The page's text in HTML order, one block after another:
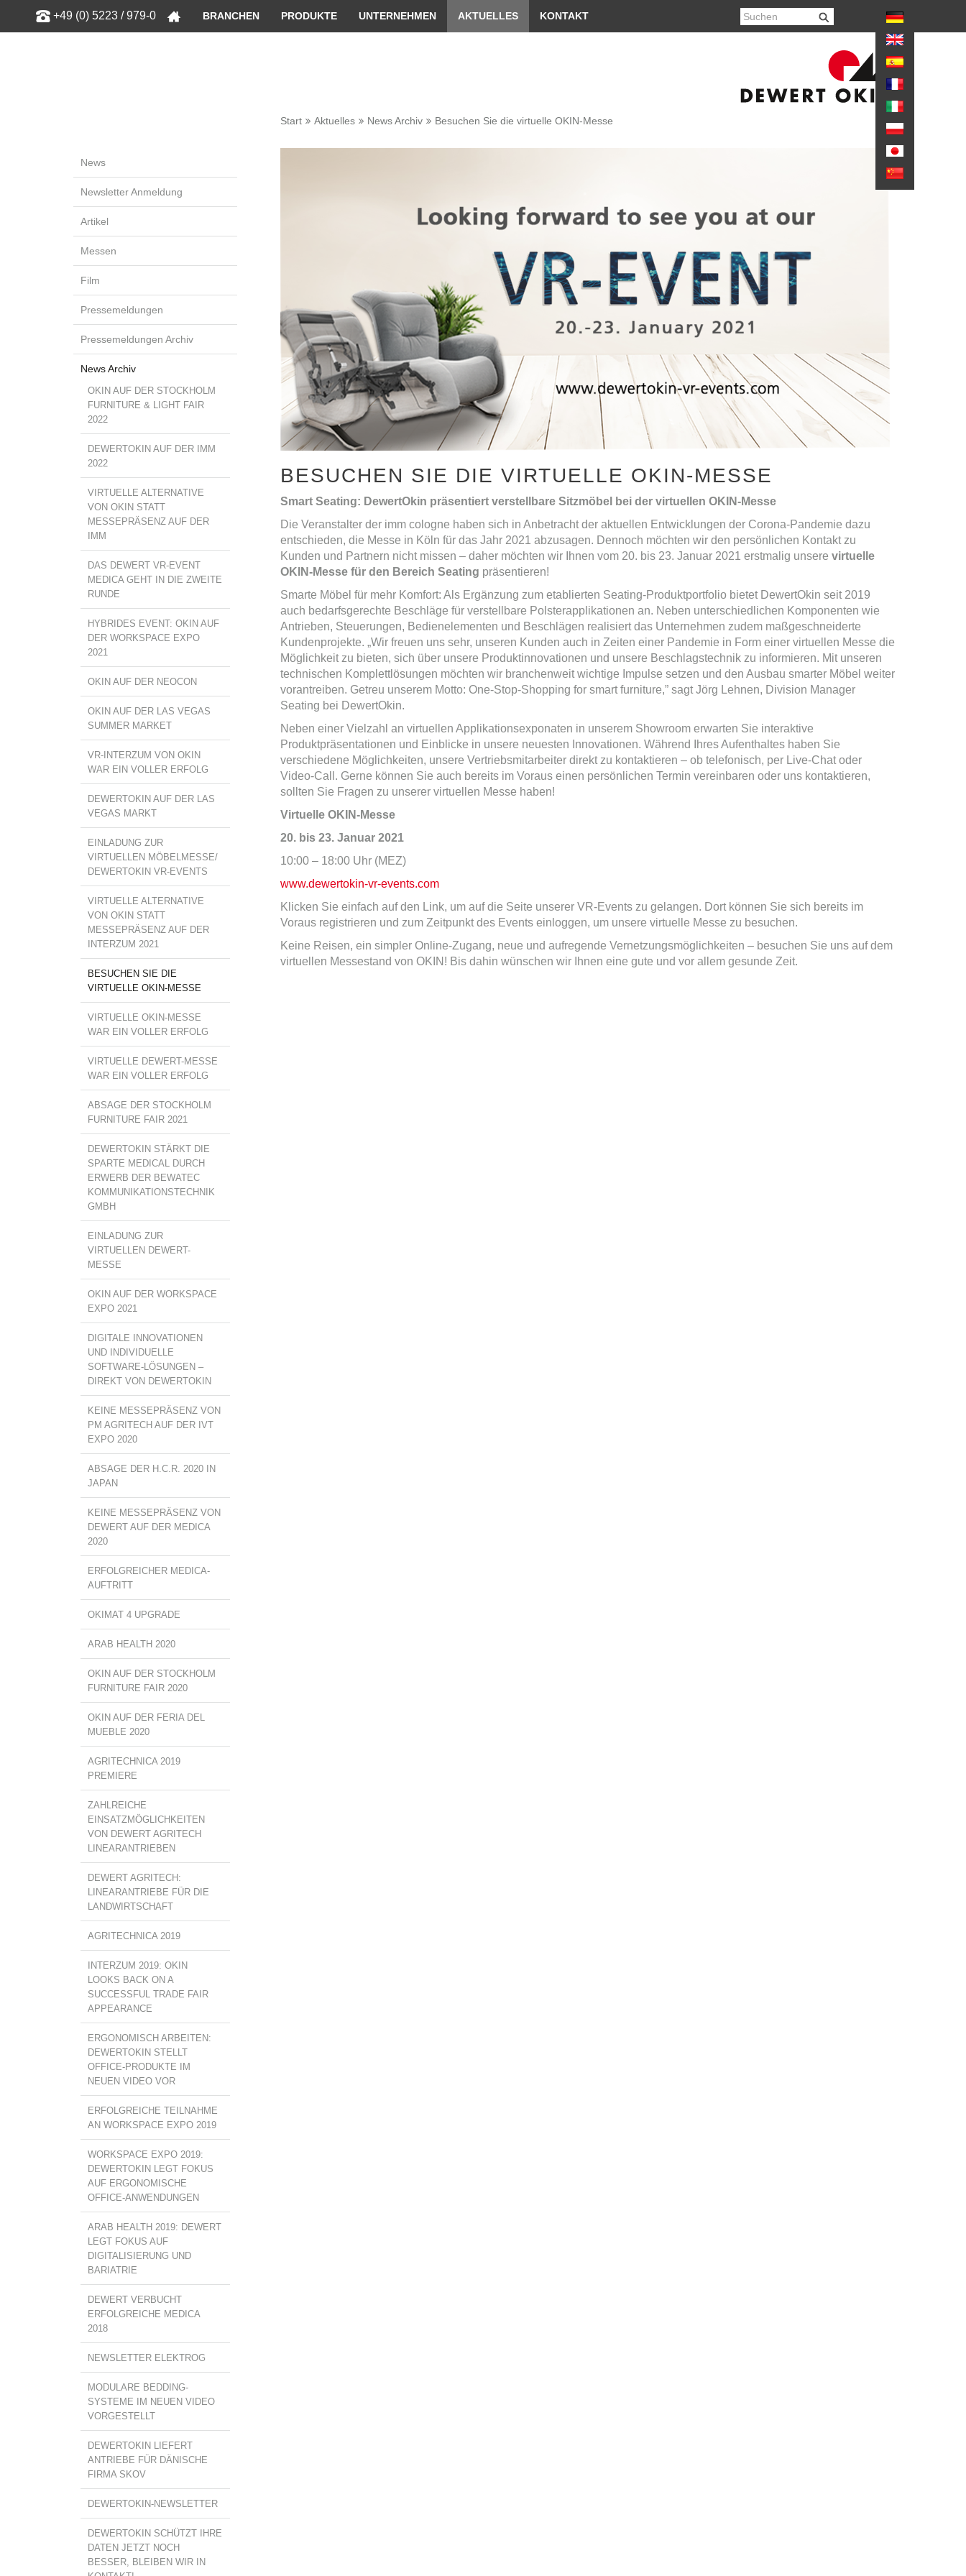
+49 (0) 5223 / 979-0 BRANCHEN PRODUKTE UNTERNEHMEN AKTUELLES KONTAKT
Start Aktuelles News Archiv Besuchen Sie die virtuelle OKIN-Messe
News
Newsletter Anmeldung
Artikel
Messen
Film
Pressemeldungen
Pressemeldungen Archiv
News Archiv
OKIN AUF DER STOCKHOLM
FURNITURE & LIGHT FAIR
2022
DEWERTOKIN AUF DER IMM
2022
VIRTUELLE ALTERNATIVE
VON OKIN STATT
MESSEPRÄSENZ AUF DER
IMM
DAS DEWERT VR-EVENT
MEDICA GEHT IN DIE ZWEITE
RUNDE
HYBRIDES EVENT: OKIN AUF
DER WORKSPACE EXPO
2021
OKIN AUF DER NEOCON
OKIN AUF DER LAS VEGAS
SUMMER MARKET
VR-INTERZUM VON OKIN
WAR EIN VOLLER ERFOLG
DEWERTOKIN AUF DER LAS
VEGAS MARKT
EINLADUNG ZUR
VIRTUELLEN MÖBELMESSE/
DEWERTOKIN VR-EVENTS
VIRTUELLE ALTERNATIVE
VON OKIN STATT
MESSEPRÄSENZ AUF DER
INTERZUM 2021
BESUCHEN SIE DIE
VIRTUELLE OKIN-MESSE
VIRTUELLE OKIN-MESSE
WAR EIN VOLLER ERFOLG
VIRTUELLE DEWERT-MESSE
WAR EIN VOLLER ERFOLG
ABSAGE DER STOCKHOLM
FURNITURE FAIR 2021
DEWERTOKIN STÄRKT DIE
SPARTE MEDICAL DURCH
ERWERB DER BEWATEC
KOMMUNIKATIONSTECHNIK
GMBH
EINLADUNG ZUR
VIRTUELLEN DEWERT-
MESSE
OKIN AUF DER WORKSPACE
EXPO 2021
DIGITALE INNOVATIONEN
UND INDIVIDUELLE
SOFTWARE-LÖSUNGEN –
DIREKT VON DEWERTOKIN
KEINE MESSEPRÄSENZ VON
PM AGRITECH AUF DER IVT
EXPO 2020
ABSAGE DER H.C.R. 2020 IN
JAPAN
KEINE MESSEPRÄSENZ VON
DEWERT AUF DER MEDICA
2020
ERFOLGREICHER MEDICA-
AUFTRITT
OKIMAT 4 UPGRADE
ARAB HEALTH 2020
OKIN AUF DER STOCKHOLM
FURNITURE FAIR 2020
OKIN AUF DER FERIA DEL
MUEBLE 2020
AGRITECHNICA 2019
PREMIERE
ZAHLREICHE
EINSATZMÖGLICHKEITEN
VON DEWERT AGRITECH
LINEARANTRIEBEN
DEWERT AGRITECH:
LINEARANTRIEBE FÜR DIE
LANDWIRTSCHAFT
AGRITECHNICA 2019
INTERZUM 2019: OKIN
LOOKS BACK ON A
SUCCESSFUL TRADE FAIR
APPEARANCE
ERGONOMISCH ARBEITEN:
DEWERTOKIN STELLT
OFFICE-PRODUKTE IM
NEUEN VIDEO VOR
ERFOLGREICHE TEILNAHME
AN WORKSPACE EXPO 2019
WORKSPACE EXPO 2019:
DEWERTOKIN LEGT FOKUS
AUF ERGONOMISCHE
OFFICE-ANWENDUNGEN
ARAB HEALTH 2019: DEWERT
LEGT FOKUS AUF
DIGITALISIERUNG UND
BARIATRIE
DEWERT VERBUCHT
ERFOLGREICHE MEDICA
2018
NEWSLETTER ELEKTROG
MODULARE BEDDING-
SYSTEME IM NEUEN VIDEO
VORGESTELLT
DEWERTOKIN LIEFERT
ANTRIEBE FÜR DÄNISCHE
FIRMA SKOV
DEWERTOKIN-NEWSLETTER
DEWERTOKIN SCHÜTZT IHRE
DATEN JETZT NOCH
BESSER, BLEIBEN WIR IN
BESUCHEN SIE DIE VIRTUELLE OKIN-MESSE
Smart Seating: DewertOkin präsentiert verstellbare Sitzmöbel bei der virtuellen OKIN-Messe
Die Veranstalter der imm cologne haben sich in Anbetracht der aktuellen Entwicklungen der Corona-Pandemie dazu
entschieden, die Messe in Köln für das Jahr 2021 abzusagen. Dennoch möchten wir den persönlichen Kontakt zu
Kunden und Partnern nicht missen – daher möchten wir Ihnen vom 20. bis 23. Januar 2021 erstmalig unsere virtuelle
OKIN-Messe für den Bereich Seating präsentieren!
Smarte Möbel für mehr Komfort: Als Ergänzung zum etablierten Seating-Produktportfolio bietet DewertOkin seit 2019
auch bedarfsgerechte Beschläge für verstellbare Polsterapplikationen an. Neben unterschiedlichen Komponenten wie
Antrieben, Steuerungen, Bedienelementen und Beschlägen realisiert das Unternehmen zudem maßgeschneiderte
Kundenprojekte. „Wir freuen uns sehr, unseren Kunden auch in Zeiten einer Pandemie in Form einer virtuellen Messe die
Möglichkeit zu bieten, sich über unsere Produktinnovationen und unsere Beschlagstechnik zu informieren. Mit unseren
technischen Komplettlösungen möchten wir branchenweit wichtige Impulse setzen und den Ausbau smarter Möbel weiter
vorantreiben. Getreu unserem Motto: One-Stop-Shopping for smart furniture,” sagt Jörg Lehnen, Division Manager
Seating bei DewertOkin.
Neben einer Vielzahl an virtuellen Applikationsexponaten in unserem Showroom erwarten Sie interaktive
Produktpräsentationen und Einblicke in unsere neuesten Innovationen. Während Ihres Aufenthaltes haben Sie
verschiedene Möglichkeiten, unsere Vertriebsmitarbeiter direkt zu kontaktieren – ob telefonisch, per Live-Chat oder
Video-Call. Gerne können Sie auch bereits im Voraus einen persönlichen Termin vereinbaren oder uns kontaktieren,
sollten Sie Fragen zu unserer virtuellen Messe haben!
Virtuelle OKIN-Messe
20. bis 23. Januar 2021
10:00 – 18:00 Uhr (MEZ)
www.dewertokin-vr-events.com
Klicken Sie einfach auf den Link, um auf die Seite unserer VR-Events zu gelangen. Dort können Sie sich bereits im
Voraus registrieren und zum Zeitpunkt des Events einloggen, um unsere virtuelle Messe zu besuchen.
Keine Reisen, ein simpler Online-Zugang, neue und aufregende Vernetzungsmöglichkeiten – besuchen Sie uns auf dem
virtuellen Messestand von OKIN! Bis dahin wünschen wir Ihnen eine gute und vor allem gesunde Zeit.